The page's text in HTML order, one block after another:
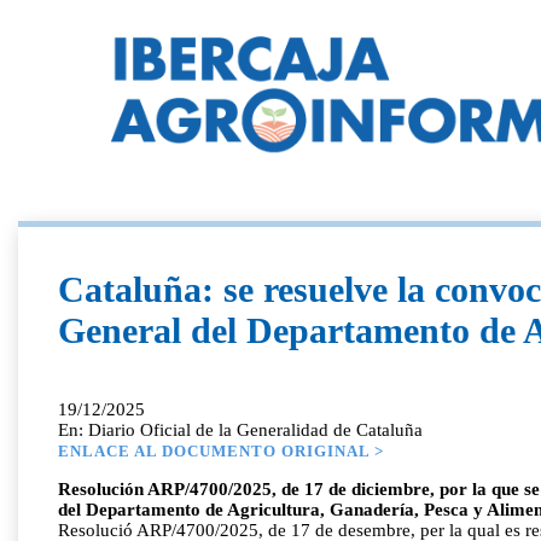
Cataluña: se resuelve la
General del Departamento de
19/12/2025
En: Diario Oficial de la Generalidad de Cataluña
ENLACE AL DOCUMENTO ORIGINAL >
Resolución ARP/4700/2025, de 17 de diciembre, por la que
del Departamento de Agricultura, Ganadería, Pesca y
Resolució ARP/4700/2025, de 17 de desembre, per la qual es